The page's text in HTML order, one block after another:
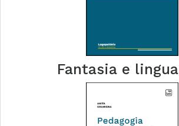
Fantasia e